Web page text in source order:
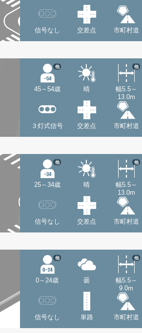
信号なし 交差点 市町村道
45～54歳
他
晴
幅5.5～
13.0m
他
３灯式信号 交差点 市町村道
25～34歳
他
晴
幅5.5～
13.0m
他
信号なし 交差点 市町村道
0～24歳
他
曇
幅5.5～
9.0m
他
信号なし 単路 市町村道